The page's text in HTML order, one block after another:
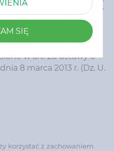
jedynie Klienci będący
pełną zdolność
posiadającymi
osób nabywających
w art. 28 ustawy o
8 marca 2013 r. (Dz. U.
korzystać z zachowaniem
SIĘ